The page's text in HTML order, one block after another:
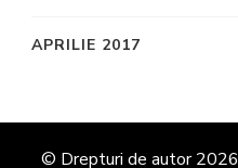
APRILIE 2017
© Drepturi de autor 2026